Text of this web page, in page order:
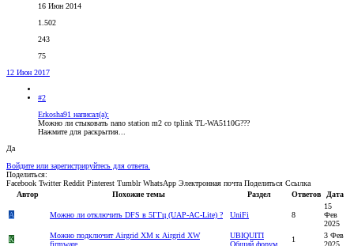
16 Июн 2014
1.502
243
75
12 Июн 2017
#2
Erkosha91 написал(а):
Можно ли стыковать nano station m2 со tplink TL-WA5110G???
Нажмите для раскрытия...
Да
Войдите или зарегистрируйтесь для ответа.
Поделиться:
Facebook Twitter Reddit Pinterest Tumblr WhatsApp Электронная почта Поделиться Ссылка
Автор
Похожие темы Раздел Ответов Дата
A Можно ли отключить DFS в 5ГГц (UAP-AC-Lite) ? UniFi 8
15
Фев
2025
К
Можно подключит Airgrid XM к Airgrid ХW
firmware
UBIQUITI
Общий форум
1
3 Фев
2025